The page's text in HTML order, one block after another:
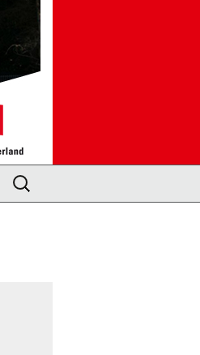
Suche
nach: